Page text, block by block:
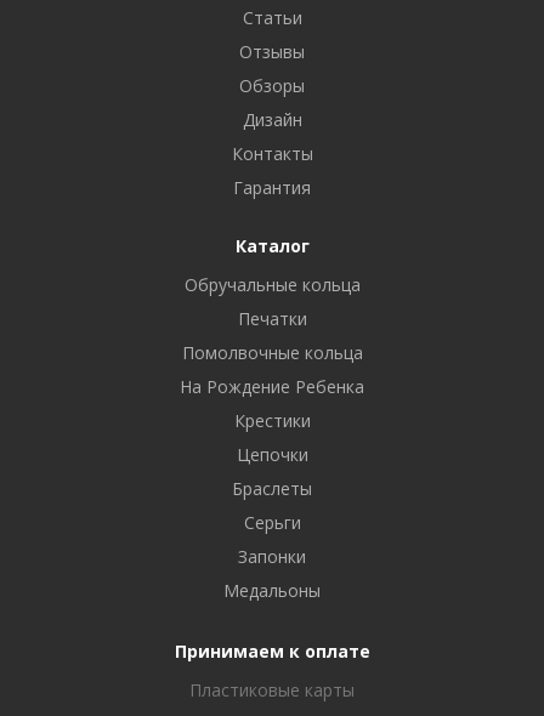
Статьи
Отзывы
Обзоры
Дизайн
Контакты
Гарантия
Каталог
Обручальные кольца
Печатки
Помолвочные кольца
На Рождение Ребенка
Крестики
Цепочки
Браслеты
Серьги
Запонки
Медальоны
Принимаем к оплате
Пластиковые карты